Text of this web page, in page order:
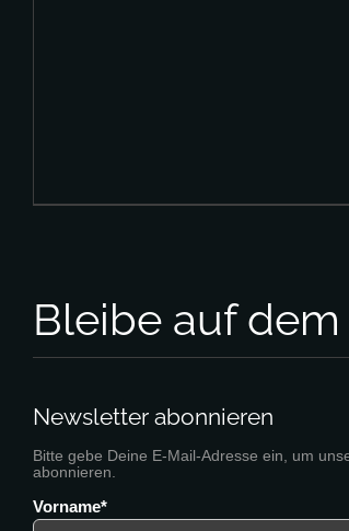
Bleibe auf
Newsletter abonnieren
Bitte gebe Deine E-Mail-Adresse ein, um
abonnieren.
Vorname